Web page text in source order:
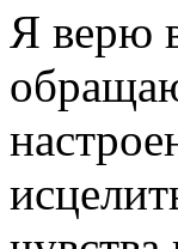
Я верю